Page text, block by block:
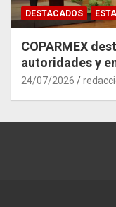
DESTACADOS
COPARMEX
autoridades y
impacto del
24/07/2026